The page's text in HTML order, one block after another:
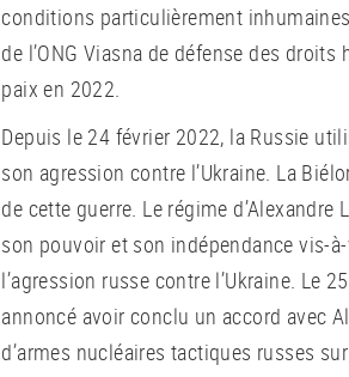
conditions particulièrement
de l’ONG Viasna de défense des
paix en 2022.
Depuis le 24 février 2022, la Russie
son agression contre l’Ukraine. La
de cette guerre. Le régime
son pouvoir et son indépendance vis-
l’agression russe contre l’Ukraine. Le
annoncé avoir conclu un accord avec
d’armes nucléaires tactiques russes